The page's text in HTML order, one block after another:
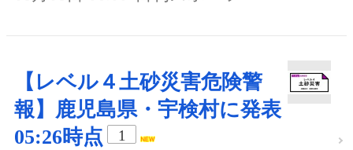
【レベル４土砂災害危険警
報】鹿児島県・宇検村に発表
05:26時点
1